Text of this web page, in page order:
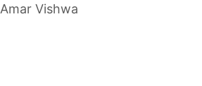
Amar Vishwa